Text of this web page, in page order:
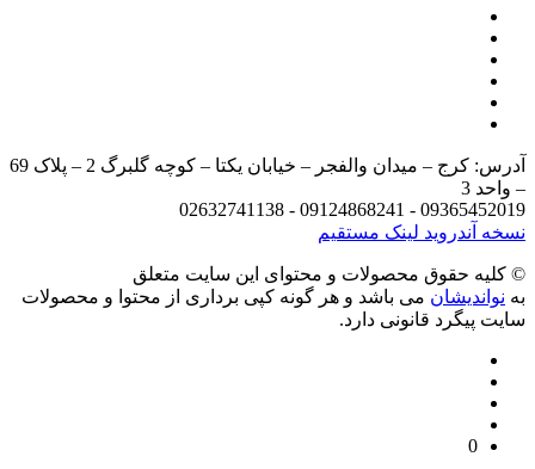
آدرس: کرج – میدان والفجر – خیابان یکتا – کوچه گلبرگ 2 – پلاک 69
3
09365452019 - 09124868241 -
آندرویدلینک مستقیم
حقوق محصولات و محتوای اين سایت متعلق
می باشد و هر گونه کپی برداری از محتوا و محصولات
پیگرد قانونی دارد.